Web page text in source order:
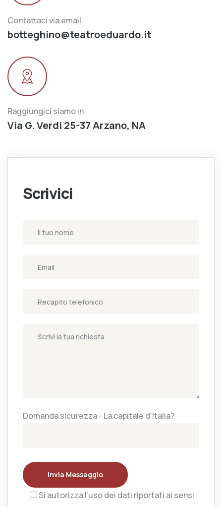
Contattaci via email
botteghino@teatroeduardo.it
Raggiungici siamo in
Via G. Verdi 25-37 Arzano, NA
Scrivici
Domanda sicurezza - La capitale d'Italia?
Invia Messaggio
Si autorizza l’uso dei dati riportati ai sensi